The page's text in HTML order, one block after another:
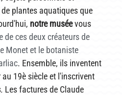
plantes aquatiques que
notre muséevous
de ces deux créateurs de
Monet et le botaniste
. Ensemble, ils inventent
au 19è siècle et l'inscrivent
. Les factures de Claude